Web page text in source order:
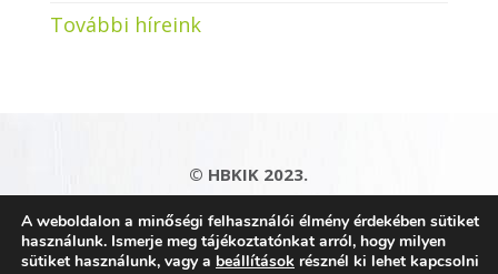
További híreink
© HBKIK 2023.
Adatkezelési tájékoztató|Impresszum|
Kapcsolat|Honlaptérkép
A weboldalon a minőségi felhasználói élmény érdekében sütiket
használunk. Ismerje meg tájékoztatónkat arról, hogy milyen
sütiket használunk, vagy a beállítások résznél ki lehet kapcsolni